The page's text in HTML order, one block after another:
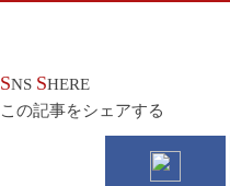
SNS SHERE
この記事をシェアする